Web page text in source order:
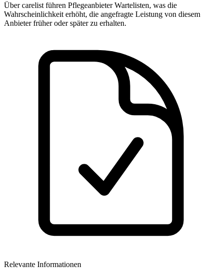
Über carelist führen Pflegeanbieter Wartelisten, was die
Wahrscheinlichkeit erhöht, die angefragte Leistung von diesem
Anbieter früher oder später zu erhalten.
Relevante Informationen